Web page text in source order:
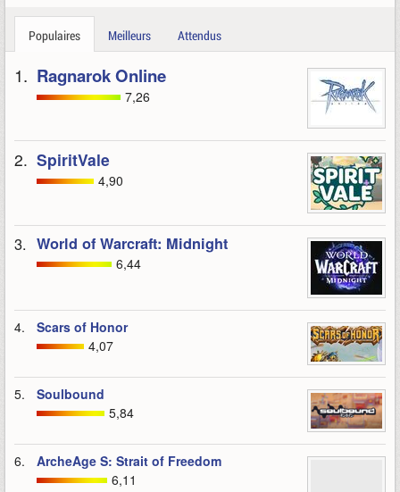
Populaires Meilleurs Attendus
1. Ragnarok Online
7,26
2. SpiritVale
4,90
3. World of Warcraft: Midnight
6,44
4.
Scars of Honor
4,07
5.
Soulbound
5,84
6.
ArcheAge S: Strait of Freedom
6,11